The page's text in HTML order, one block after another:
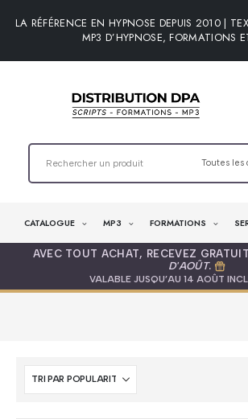
LA RÉFÉRENCE EN HYPNOSE DEPUIS 2010 |
MP3 D’HYPNOSE, FORMATIONS
CATALOGUE MP3 FORMATIONS
AVEC TOUT ACHAT, RECEVEZ
D'AOÛT.
VALABLE JUSQU’AU 14 AOÛT